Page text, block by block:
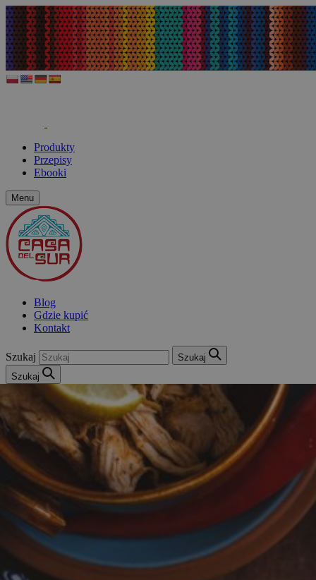
Produkty
Przepisy
Ebooki
Menu
Blog
Gdzie kupić
Kontakt
Szukaj
Szukaj
Szukaj